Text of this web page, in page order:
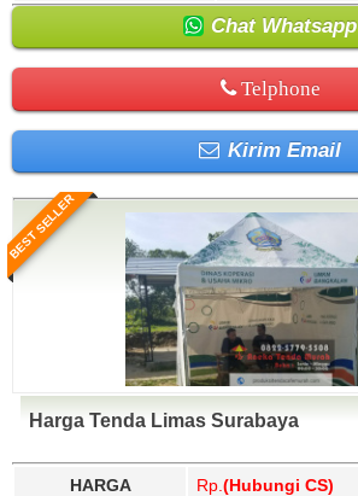
Chat Whatsapp
Telphone
Kirim Email
BEST SELLER
Harga Tenda Limas Surabaya
HARGA Rp. (Hubungi CS)